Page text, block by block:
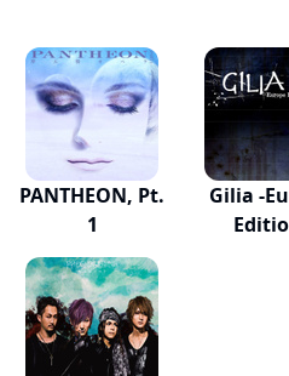
PANTHEON, Pt.
1
Gilia -